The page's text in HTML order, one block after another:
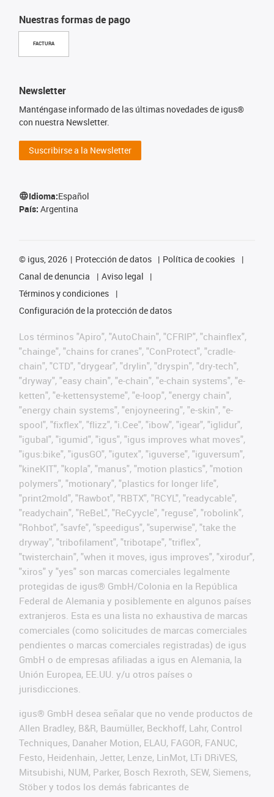
Nuestras formas de pago
FACTURA
Newsletter
Manténgase informado de las últimas novedades de igus®
con nuestra Newsletter.
Suscribirse a la Newsletter
Idioma:Español
País: Argentina
© igus, 2026 Protección de datos
Política de cookies
Canal de denuncia
Aviso legal
Términos y condiciones
Configuración de la protección de datos
Los términos "Apiro", "AutoChain", "CFRIP", "chainflex",
"chainge", "chains for cranes", "ConProtect", "cradle-
chain", "CTD", "drygear", "drylin", "dryspin", "dry-tech",
"dryway", "easy chain", "e-chain", "e-chain systems", "e-
ketten", "e-kettensysteme", "e-loop", "energy chain",
"energy chain systems", "enjoyneering", "e-skin", "e-
spool", "fixflex", "flizz", "i.Cee", "ibow", "igear", "iglidur",
"igubal", "igumid", "igus", "igus improves what moves",
"igus:bike", "igusGO", "igutex", "iguverse", "iguversum",
"kineKIT", "kopla", "manus", "motion plastics", "motion
polymers", "motionary", "plastics for longer life",
"print2mold", "Rawbot", "RBTX", "RCYL", "readycable",
"readychain", "ReBeL", "ReCyycle", "reguse", "robolink",
"Rohbot", "savfe", "speedigus", "superwise", "take the
dryway", "tribofilament", "tribotape", "triflex",
"twisterchain", "when it moves, igus improves", "xirodur",
"xiros" y "yes" son marcas comerciales legalmente
protegidas de igus® GmbH/Colonia en la República
Federal de Alemania y posiblemente en algunos países
extranjeros. Esta es una lista no exhaustiva de marcas
comerciales (como solicitudes de marcas comerciales
pendientes o marcas comerciales registradas) de igus
GmbH o de empresas afiliadas a igus en Alemania, la
Unión Europea, EE.UU. y/u otros países o
jurisdicciones.
igus® GmbH desea señalar que no vende productos de
Allen Bradley, B&R, Baumüller, Beckhoff, Lahr, Control
Techniques, Danaher Motion, ELAU, FAGOR, FANUC,
Festo, Heidenhain, Jetter, Lenze, LinMot, LTi DRiVES,
Mitsubishi, NUM, Parker, Bosch Rexroth, SEW, Siemens,
Stöber y todos los demás fabricantes de